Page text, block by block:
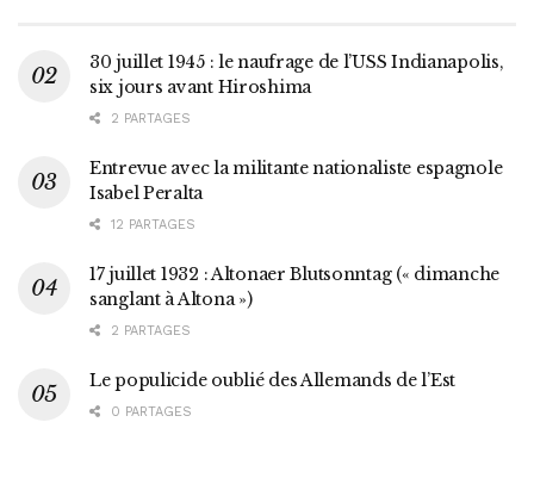
30 juillet 1945 : le naufrage de l’USS Indianapolis,
six jours avant Hiroshima
2 PARTAGES
Entrevue avec la militante nationaliste espagnole
Isabel Peralta
12 PARTAGES
17 juillet 1932 : Altonaer Blutsonntag (« dimanche
sanglant à Altona »)
2 PARTAGES
Le populicide oublié des Allemands de l’Est
0 PARTAGES